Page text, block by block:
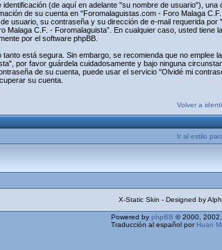
(de aquí en adelante "su nombre de usuario"),
de su cuenta en "Foromalaguistas.com - Foro Malaga
usuario, su contraseña y su dirección de e-mail requerida
Malaga C.F. - Foromalaguista”. En cualquier caso, usted
por el software phpBB.
está segura. Sin embargo, se recomienda que no
por favor guárdela cuidadosamente y bajo ninguna
de su cuenta, puede usar el servicio "Olvidé mi
su cuenta.
Volver a
Ir al estilo
X-Static Skin - Designed by
Powered by phpBB © 2000,
Traducción al español por Huan